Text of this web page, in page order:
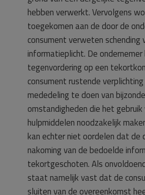
hebben verwerkt. Vervolgens
toegekomen aan de door de
consument verweten schending
informatieplicht. De
tegenvordering op een
consument rustende
mededeling te doen van
omstandigheden die het gebruik
hulpmiddelen noodzakelijk
kan echter niet oordelen dat de
nakoming van de bedoelde
tekortgeschoten. Als
staat namelijk vast dat de
sluiten van de overeenkomst